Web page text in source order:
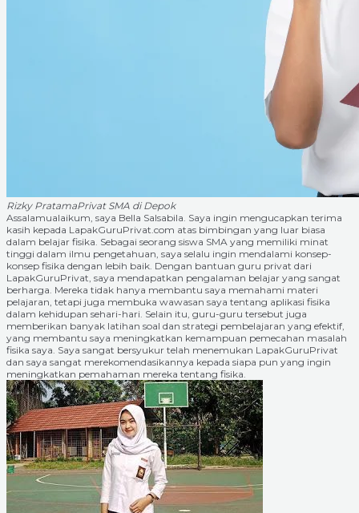
Rizky PratamaPrivat SMA di Depok
Assalamualaikum, saya Bella Salsabila. Saya ingin mengucapkan terima
kasih kepada LapakGuruPrivat.com atas bimbingan yang luar biasa
dalam belajar fisika. Sebagai seorang siswa SMA yang memiliki minat
tinggi dalam ilmu pengetahuan, saya selalu ingin mendalami konsep-
konsep fisika dengan lebih baik. Dengan bantuan guru privat dari
LapakGuruPrivat, saya mendapatkan pengalaman belajar yang sangat
berharga. Mereka tidak hanya membantu saya memahami materi
pelajaran, tetapi juga membuka wawasan saya tentang aplikasi fisika
dalam kehidupan sehari-hari. Selain itu, guru-guru tersebut juga
memberikan banyak latihan soal dan strategi pembelajaran yang efektif,
yang membantu saya meningkatkan kemampuan pemecahan masalah
fisika saya. Saya sangat bersyukur telah menemukan LapakGuruPrivat
dan saya sangat merekomendasikannya kepada siapa pun yang ingin
meningkatkan pemahaman mereka tentang fisika.